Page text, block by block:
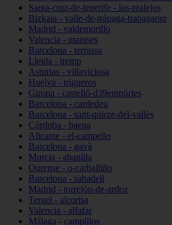
Santa-cruz-de-tenerife - los-realejos
Bizkaia - valle-de-trápaga-trapagaran
Madrid - valdemorillo
Valencia - manises
Barcelona - terrassa
Lleida - tremp
Asturias - villaviciosa
Huelva - trigueros
Girona - castelló-d39empúries
Barcelona - cardedeu
Barcelona - sant-quirze-del-vallès
Córdoba - baena
Alicante - el-campello
Barcelona - gavà
Murcia - abanilla
Ourense - o-carballiño
Barcelona - sabadell
Madrid - torrejón-de-ardoz
Teruel - alcorisa
Valencia - alfafar
Málaga - campillos